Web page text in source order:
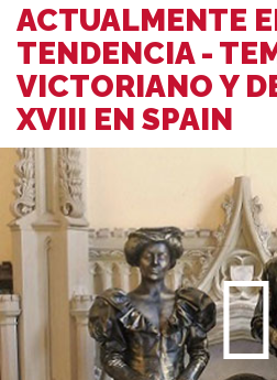
ACTUALMENTE
TENDENCIA -
VICTORIANO Y
XVIII EN SPAIN